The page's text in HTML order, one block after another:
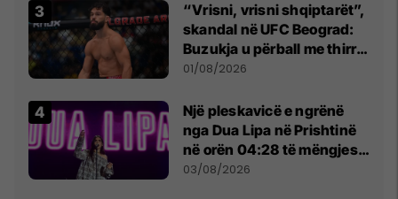
“Vrisni, vrisni shqiptarët”,
skandal në UFC Beograd:
Buzukja u përball me thirrje
anti-shqiptare nga
01/08/2026
Një pleskavicë e ngrënë
nga Dua Lipa në Prishtinë
në orën 04:28 të mëngjesit
- dhe bota digjitale serbe
03/08/2026